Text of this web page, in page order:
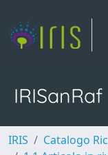
IRISanRaf
IRIS Catalogo